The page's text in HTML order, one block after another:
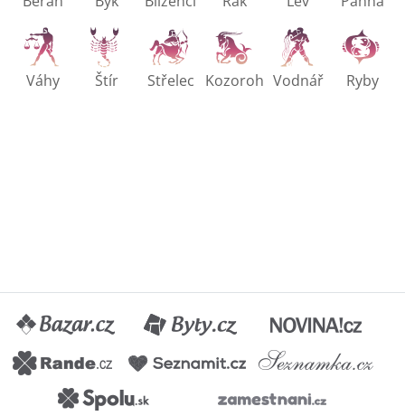
Váhy Štír Střelec Kozoroh Vodnář Ryby